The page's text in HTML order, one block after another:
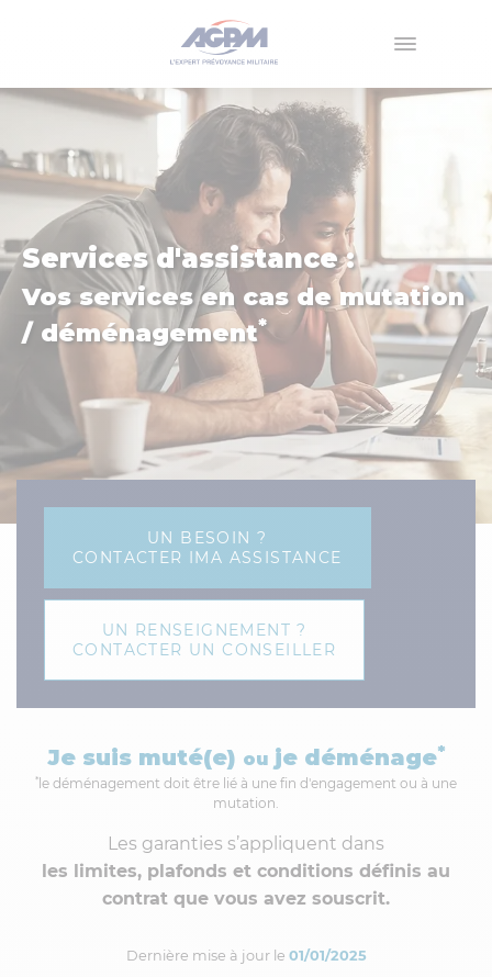
Menu
Services d'assistance :
Vos services en cas de mutation
/ déménagement*
UN BESOIN ?
CONTACTER IMA ASSISTANCE
UN RENSEIGNEMENT ?
CONTACTER UN CONSEILLER
Je suis muté(e) ouje déménage*
* le déménagement doit être lié à une fin d'engagement ou à une
mutation.
Les garanties s’appliquent dans
les limites, plafonds et conditions définis au
contrat que vous avez souscrit.
Dernière mise à jour le 01/01/2025